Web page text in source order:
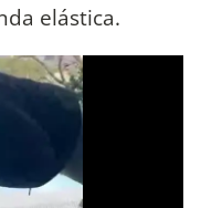
elástica.